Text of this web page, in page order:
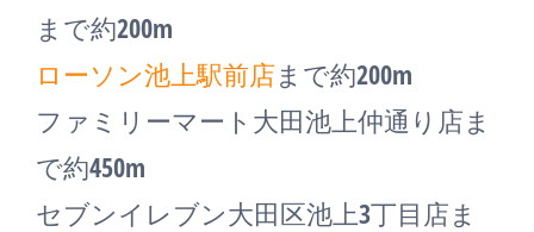
まで約200m
ローソン池上駅前店まで約200m
ファミリーマート大田池上仲通り店ま
で約450m
セブンイレブン大田区池上3丁目店ま